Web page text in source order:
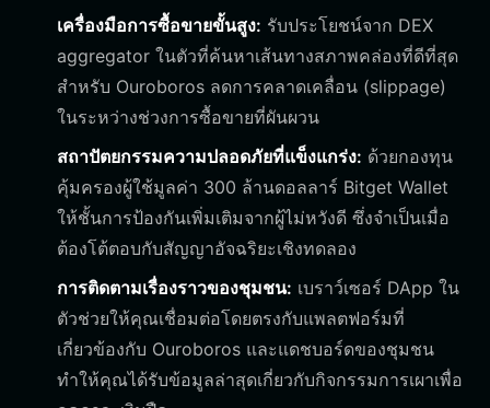
เครื่องมือการซื้อขายขั้นสูง: รับประโยชน์จาก DEX
aggregator ในตัวที่ค้นหาเส้นทางสภาพคล่องที่ดีที่สุด
สำหรับ Ouroboros ลดการคลาดเคลื่อน (slippage)
ในระหว่างช่วงการซื้อขายที่ผันผวน
สถาปัตยกรรมความปลอดภัยที่แข็งแกร่ง: ด้วยกองทุน
คุ้มครองผู้ใช้มูลค่า 300 ล้านดอลลาร์ Bitget Wallet
ให้ชั้นการป้องกันเพิ่มเติมจากผู้ไม่หวังดี ซึ่งจำเป็นเมื่อ
ต้องโต้ตอบกับสัญญาอัจฉริยะเชิงทดลอง
การติดตามเรื่องราวของชุมชน: เบราว์เซอร์ DApp ใน
ตัวช่วยให้คุณเชื่อมต่อโดยตรงกับแพลตฟอร์มที่
เกี่ยวข้องกับ Ouroboros และแดชบอร์ดของชุมชน
ทำให้คุณได้รับข้อมูลล่าสุดเกี่ยวกับกิจกรรมการเผาเพื่อ